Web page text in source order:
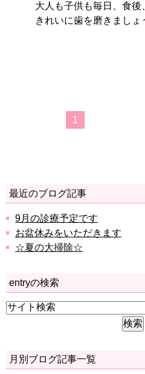
大人も子供も毎日、食後
きれいに歯を磨きまし
1
最近のブログ記事
9月の診療予定です
お盆休みをいただきます
☆夏の大掃除☆
entryの検索
月別ブログ記事一覧